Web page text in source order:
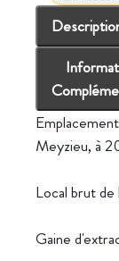
Meyzieu, à
Local brut
Gaine